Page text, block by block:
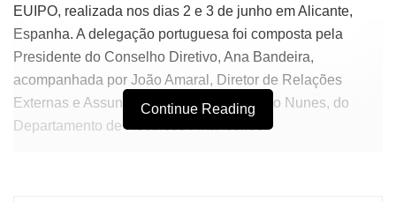
EUIPO, realizada nos dias 2 e 3 de junho em Alicante,
Espanha. A delegação portuguesa foi composta pela
Presidente do Conselho Diretivo, Ana Bandeira,
acompanhada por João Amaral, Diretor de Relações
Externas e Assuntos Jurídicos, e Fernando Nunes, do
Departamento de Recursos Financeiros.
Continue Reading